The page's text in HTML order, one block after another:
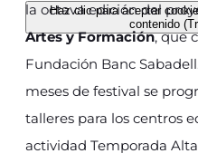
Haz clic para aceptar
contenido
la octava edición del
Artes y Formación, que
Fundación Banc
meses de festival se
talleres para los centros
actividad Temporada Alta